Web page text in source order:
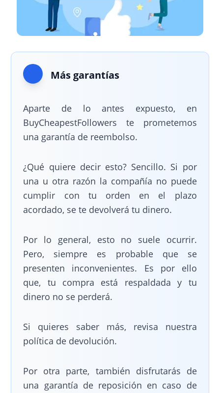
Más garantías
Aparte de lo antes expuesto, en
BuyCheapestFollowers te prometemos
una garantía de reembolso.
¿Qué quiere decir esto? Sencillo. Si por
una u otra razón la compañía no puede
cumplir con tu orden en el plazo
acordado, se te devolverá tu dinero.
Por lo general, esto no suele ocurrir.
Pero, siempre es probable que se
presenten inconvenientes. Es por ello
que, tu compra está respaldada y tu
dinero no se perderá.
Si quieres saber más, revisa nuestra
política de devolución.
Por otra parte, también disfrutarás de
una garantía de reposición en caso de